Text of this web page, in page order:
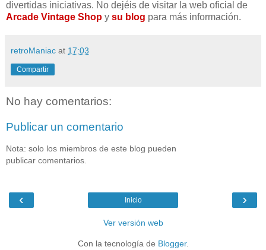
divertidas iniciativas. No dejéis de visitar la web oficial de
Arcade Vintage Shop y su blog para más información.
retroManiac at 17:03
Compartir
No hay comentarios:
Publicar un comentario
Nota: solo los miembros de este blog pueden
publicar comentarios.
‹ ›
Inicio
Ver versión web
Con la tecnología de Blogger.